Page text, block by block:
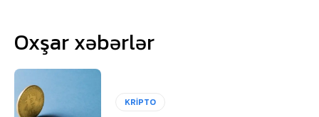
Oxşar xəbərlər
KRİPTO